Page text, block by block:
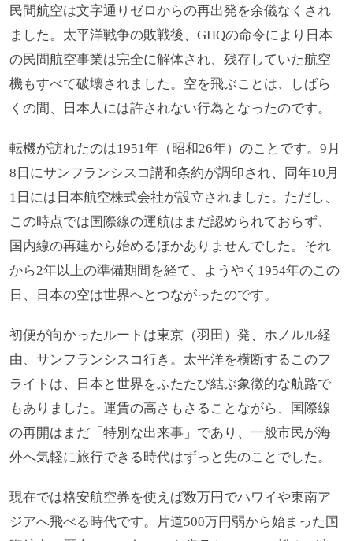
民間航空は文字通りゼロからの再出発を余儀なくされ
ました。太平洋戦争の敗戦後、GHQの命令により日本
の民間航空事業は完全に解体され、残存していた航空
機もすべて破壊されました。空を飛ぶことは、しばら
くの間、日本人には許されない行為となったのです。
転機が訪れたのは1951年（昭和26年）のことです。9月
8日にサンフランシスコ講和条約が調印され、同年10月
1日には日本航空株式会社が設立されました。ただし、
この時点では国際線の運航はまだ認められておらず、
国内線の再建から始めるほかありませんでした。それ
から2年以上の準備期間を経て、ようやく1954年のこの
日、日本の空は世界へとつながったのです。
初便が向かったルートは東京（羽田）発、ホノルル経
由、サンフランシスコ行き。太平洋を横断するこのフ
ライトは、日本と世界をふたたび結ぶ象徴的な航路で
もありました。運賃の高さもさることながら、国際線
の再開はまだ「特別な出来事」であり、一般市民が海
外へ気軽に旅行できる時代はずっと先のことでした。
現在では格安航空券を使えば数万円でハワイや東南ア
ジアへ飛べる時代です。片道500万円弱から始まった国